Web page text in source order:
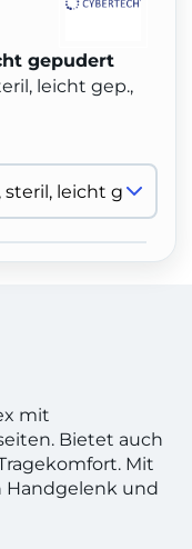
gepudert
leicht gep.,
mit
Bietet auch
Mit
Handgelenk und